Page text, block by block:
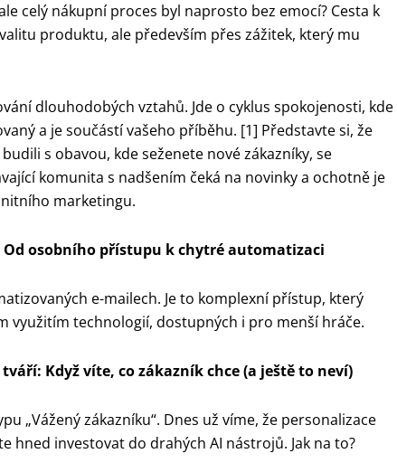
celý nákupní proces byl naprosto bez emocí? Cesta k
produktu, ale především přes zážitek, který mu
dlouhodobých vztahů. Jde o cyklus spokojenosti, kde
a je součástí vašeho příběhu. [1] Představte si, že
s obavou, kde seženete nové zákazníky, se
komunita s nadšením čeká na novinky a ochotně je
marketingu.
Od osobního přístupu k chytré automatizaci
e-mailech. Je to komplexní přístup, který
využitím technologií, dostupných i pro menší hráče.
Když víte, co zákazník chce (a ještě to neví)
„Vážený zákazníku“. Dnes už víme, že personalizace
hned investovat do drahých AI nástrojů. Jak na to?